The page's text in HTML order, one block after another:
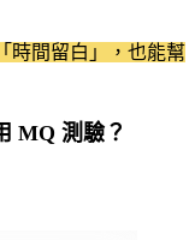
時間留白」，也能幫
MQ 測驗？